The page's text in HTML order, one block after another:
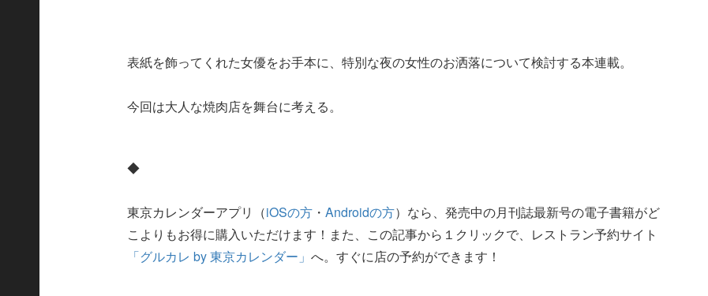
表紙を飾ってくれた女優をお手本に、特別な夜の女性のお洒落について検討する本連載。
今回は大人な焼肉店を舞台に考える。
◆
東京カレンダーアプリ（iOSの方 ・Androidの方）なら、発売中の月刊誌最新号の電子書籍がど
こよりもお得に購入いただけます！また、この記事から１クリックで、レストラン予約サイト
「グルカレ by 東京カレンダー」へ。すぐに店の予約ができます！